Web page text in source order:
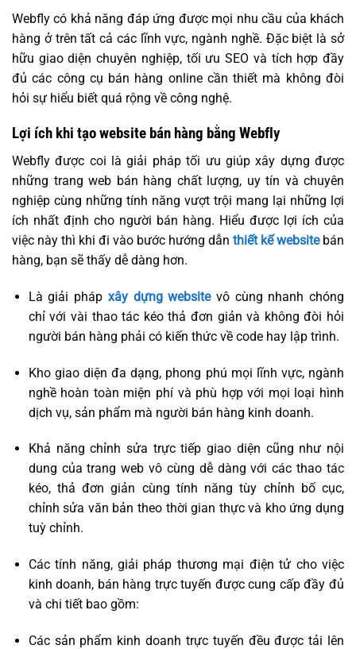
Webfly có khả năng đáp ứng được mọi nhu cầu của khách
hàng ở trên tất cả các lĩnh vực, ngành nghề. Đặc biệt là sở
hữu giao diện chuyên nghiệp, tối ưu SEO và tích hợp đầy
đủ các công cụ bán hàng online cần thiết mà không đòi
hỏi sự hiểu biết quá rộng về công nghệ.
Lợi ích khi tạo website bán hàng bằng Webfly
Webfly được coi là giải pháp tối ưu giúp xây dựng được
những trang web bán hàng chất lượng, uy tín và chuyên
nghiệp cùng những tính năng vượt trội mang lại những lợi
ích nhất định cho người bán hàng. Hiểu được lợi ích của
việc này thì khi đi vào bước hướng dẫn thiết kế websitebán
hàng, bạn sẽ thấy dễ dàng hơn.
Là giải pháp xây dựng websitevô cùng nhanh chóng
chỉ với vài thao tác kéo thả đơn giản và không đòi hỏi
người bán hàng phải có kiến thức về code hay lập trình.
Kho giao diện đa dạng, phong phú mọi lĩnh vực, ngành
nghề hoàn toàn miện phí và phù hợp với mọi loại hình
dịch vụ, sản phẩm mà người bán hàng kinh doanh.
Khả năng chỉnh sửa trực tiếp giao diện cũng như nội
dung của trang web vô cùng dễ dàng với các thao tác
kéo, thả đơn giản cùng tính năng tùy chỉnh bố cục,
chỉnh sửa văn bản theo thời gian thực và kho ứng dụng
tuỳ chỉnh.
Các tính năng, giải pháp thương mại điện tử cho việc
kinh doanh, bán hàng trực tuyến được cung cấp đầy đủ
và chi tiết bao gồm:
Các sản phẩm kinh doanh trực tuyến đều được tải lên